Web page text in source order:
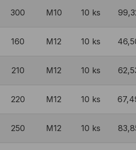
300 M10 10 ks
160 M12 10 ks
210 M12 10 ks
220 M12 10 ks
250 M12 10 ks